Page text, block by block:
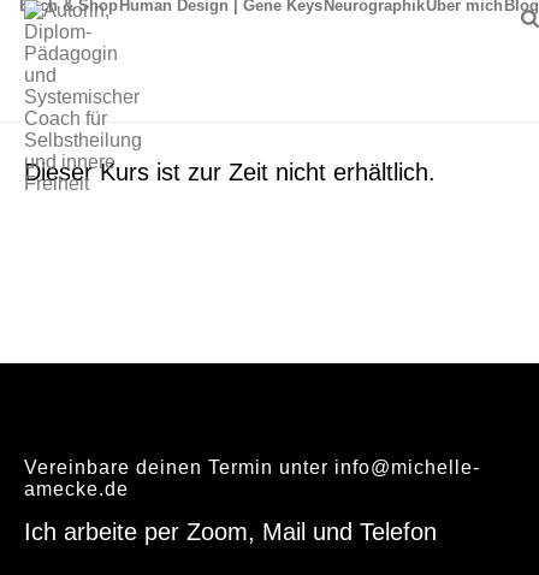
Buch & Shop Human Design | Gene Keys NeurographikÜber mich Blog
Dieser Kurs ist zur Zeit nicht erhältlich.
Vereinbare deinen Termin unter info@michelle-
amecke.de
Ich arbeite per Zoom, Mail und Telefon